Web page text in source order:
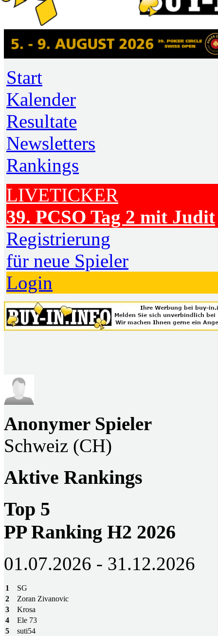
Start
Kalender
Resultate
Newsletters
Rankings
LIVETICKER
39. PCSO Tag 2 mit Judit
Registrierung
für neue Spieler
Login
Anonymer Spieler
Schweiz (CH)
Aktive Rankings
Top 5
PP Ranking H2 2026
01.07.2026 - 31.12.2026
1
SG
2
Zoran Zivanovic
3
Krosa
4
Ele 73
5
suti54